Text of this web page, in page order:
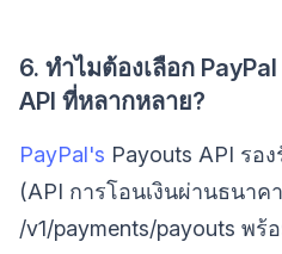
6. ทำไมต้องเลือก
API ที่หลากหลาย?
PayPal's Payouts API รอ
(API การโอนเงินผ่านธนาค
/v1/payments/payouts พร้